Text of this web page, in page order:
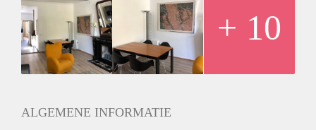
+ 10
ALGEMENE INFORMATIE